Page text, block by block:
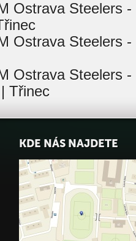
Ostrava Steelers
Ostrava Steelers
Ostrava Steelers -
Třinec
KDE NÁS NAJDETE